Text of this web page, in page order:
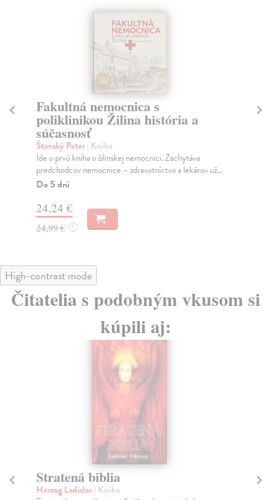
Fakultná nemocnica s
poliklinikou Žilina história a
súčasnosť
Štanský Peter| Kniha
Ide o prvú kniha o žilinskej nemocnici. Zachytáva
predchodcov nemocnice – zdravotníctvo a lekárov už...
Do 5 dní
24,24 €
24,99 € ?
High-contrast mode
Čitatelia s podobným vkusom si
kúpili aj:
Stratená biblia
Herzog Ladislav| Kniha